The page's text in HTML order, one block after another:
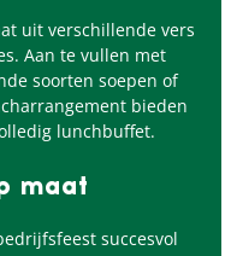
uit verschillende vers
Aan te vullen met
soorten soepen of
bieden
lunchbuffet.
maat
succesvol